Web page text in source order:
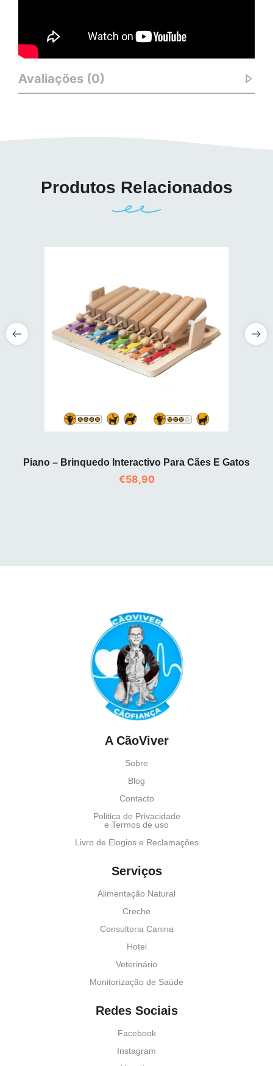
Avaliações (0)
Produtos Relacionados
Piano – Brinquedo Interactivo Para Cães E Gatos
€58,90
A CãoViver
Sobre
Blog
Contacto
Politica de Privacidade
e Termos de uso
Livro de Elogios e Reclamações
Serviços
Alimentação Natural
Creche
Consultoria Canina
Hotel
Veterinário
Monitorização de Saúde
Redes Sociais
Facebook
Instagram